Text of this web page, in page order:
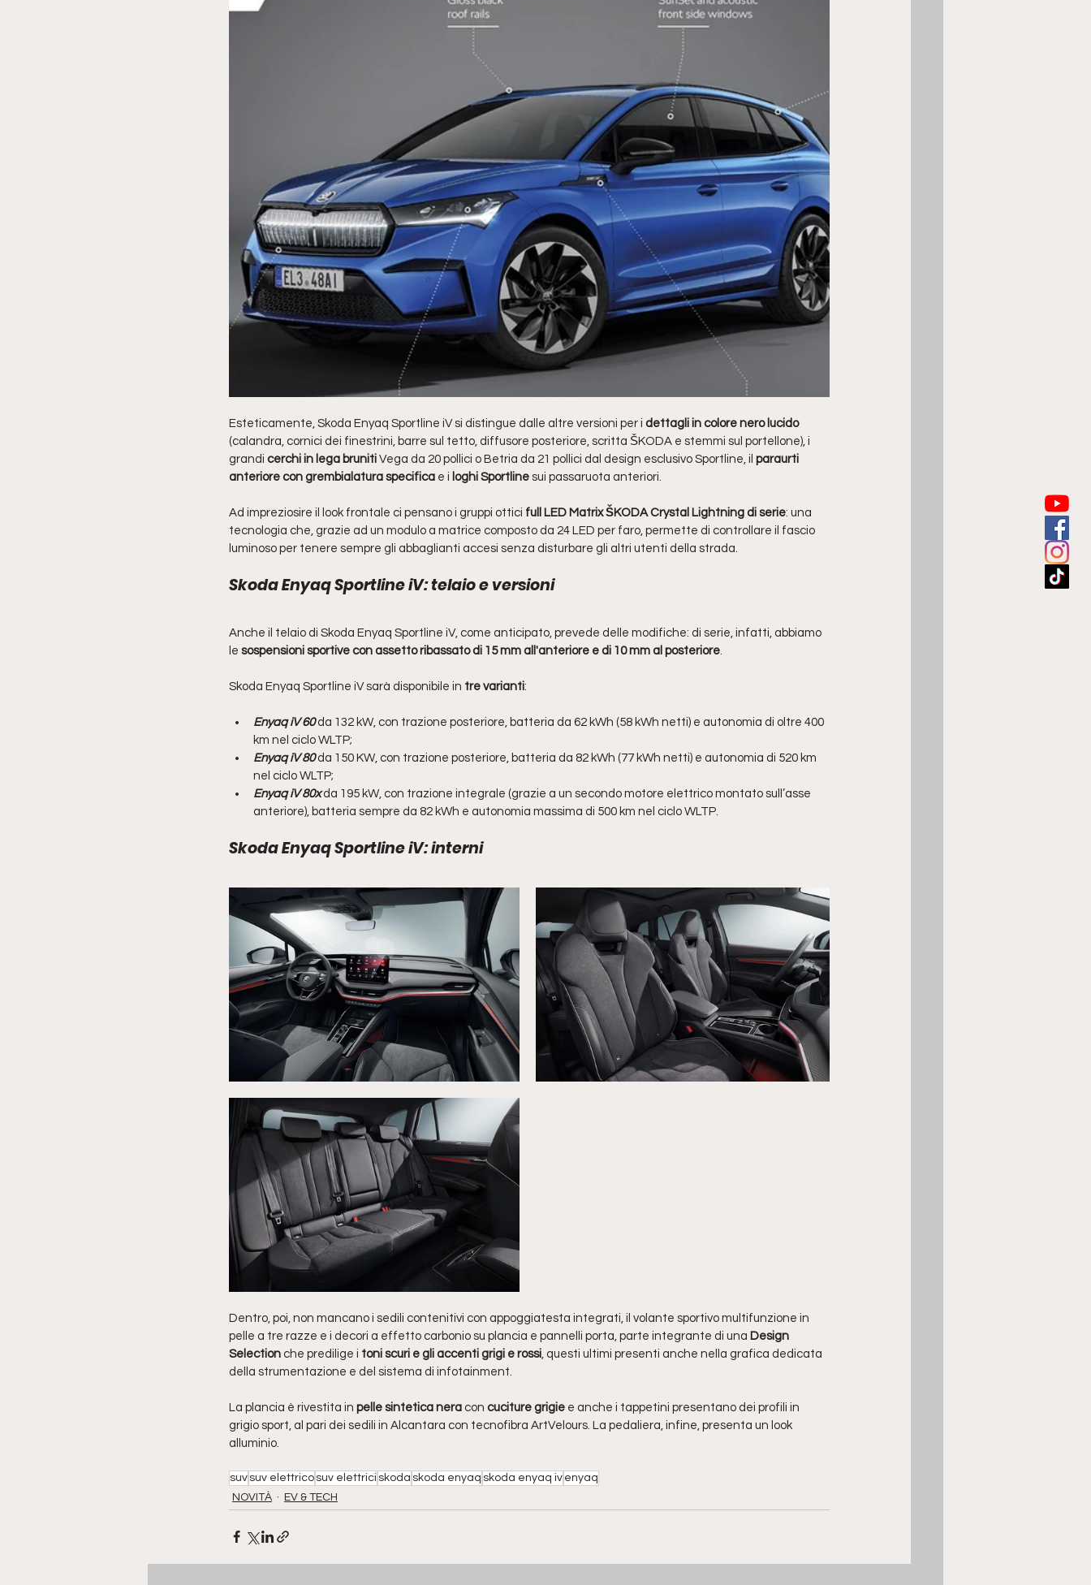
Esteticamente, Skoda Enyaq Sportline iV si distingue dalle altre versioni per i dettagli in colore nero lucido
(calandra, cornici dei finestrini, barre sul tetto, diffusore posteriore, scritta ŠKODA e stemmi sul portellone), i
grandi cerchi in lega bruniti Vega da 20 pollici o Betria da 21 pollici dal design esclusivo Sportline, il paraurti
anteriore con grembialatura specifica e i loghi Sportline sui passaruota anteriori.
Ad impreziosire il look frontale ci pensano i gruppi ottici full LED Matrix ŠKODA Crystal Lightning di serie: una
tecnologia che, grazie ad un modulo a matrice composto da 24 LED per faro, permette di controllare il fascio
luminoso per tenere sempre gli abbaglianti accesi senza disturbare gli altri utenti della strada.
Skoda Enyaq Sportline iV: telaio e versioni
Anche il telaio di Skoda Enyaq Sportline iV, come anticipato, prevede delle modifiche: di serie, infatti, abbiamo
le sospensioni sportive con assetto ribassato di 15 mm all'anteriore e di 10 mm al posteriore.
Skoda Enyaq Sportline iV sarà disponibile in tre varianti:
Enyaq iV 60 da 132 kW, con trazione posteriore, batteria da 62 kWh (58 kWh netti) e autonomia di oltre 400
km nel ciclo WLTP;
Enyaq iV 80 da 150 KW, con trazione posteriore, batteria da 82 kWh (77 kWh netti) e autonomia di 520 km
nel ciclo WLTP;
Enyaq iV 80x da 195 kW, con trazione integrale (grazie a un secondo motore elettrico montato sull’asse
anteriore), batteria sempre da 82 kWh e autonomia massima di 500 km nel ciclo WLTP.
Skoda Enyaq Sportline iV: interni
Dentro, poi, non mancano i sedili contenitivi con appoggiatesta integrati, il volante sportivo multifunzione in
pelle a tre razze e i decori a effetto carbonio su plancia e pannelli porta, parte integrante di una Design
Selection che predilige i toni scuri e gli accenti grigi e rossi , questi ultimi presenti anche nella grafica dedicata
della strumentazione e del sistema di infotainment.
La plancia è rivestita in pelle sintetica nera con cuciture grigie e anche i tappetini presentano dei profili in
grigio sport, al pari dei sedili in Alcantara con tecnofibra ArtVelours. La pedaliera, infine, presenta un look
alluminio.
suv suv elettrico suv elettrici skoda skoda enyaq skoda enyaq iv enyaq
NOVITÀ
EV & TECH